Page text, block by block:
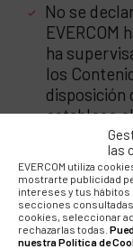
las
EVERCOM utiliza
mostrarte publicidad
intereses y tus hábitos
secciones
cookies, seleccionar
rechazarlas todas.
nuestra Política de
No se
EVERCOM
ha
los
disposición
establece
La página
destino del
que se